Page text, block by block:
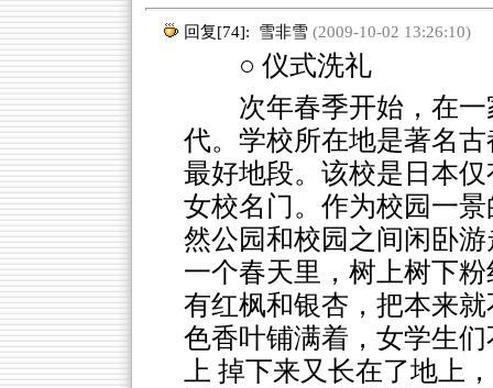
回复[74]: 雪非雪(2009-10-02 13:26:10)
○ 仪式洗礼
次年春季开始，在
代。学校所在地是著名
最好地段。该校是日本
女校名门。作为校园一
然公园和校园之间闲卧
一个春天里，树上树下
有红枫和银杏，把本来
色香叶铺满着，女学生
上 掉下来又长在了地上